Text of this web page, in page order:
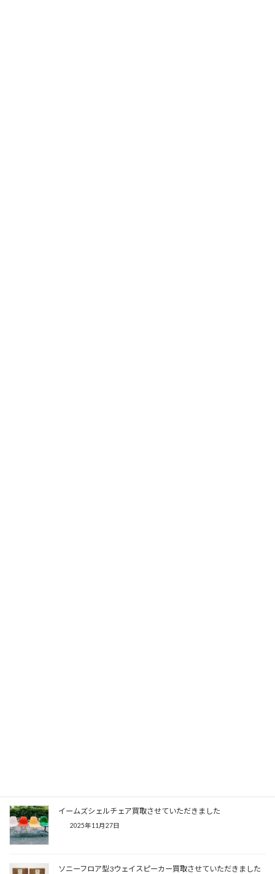
イームズシェルチェア買取させていただきました
2025年11月27日
ソニーフロア型3ウェイスピーカー買取させていただきました